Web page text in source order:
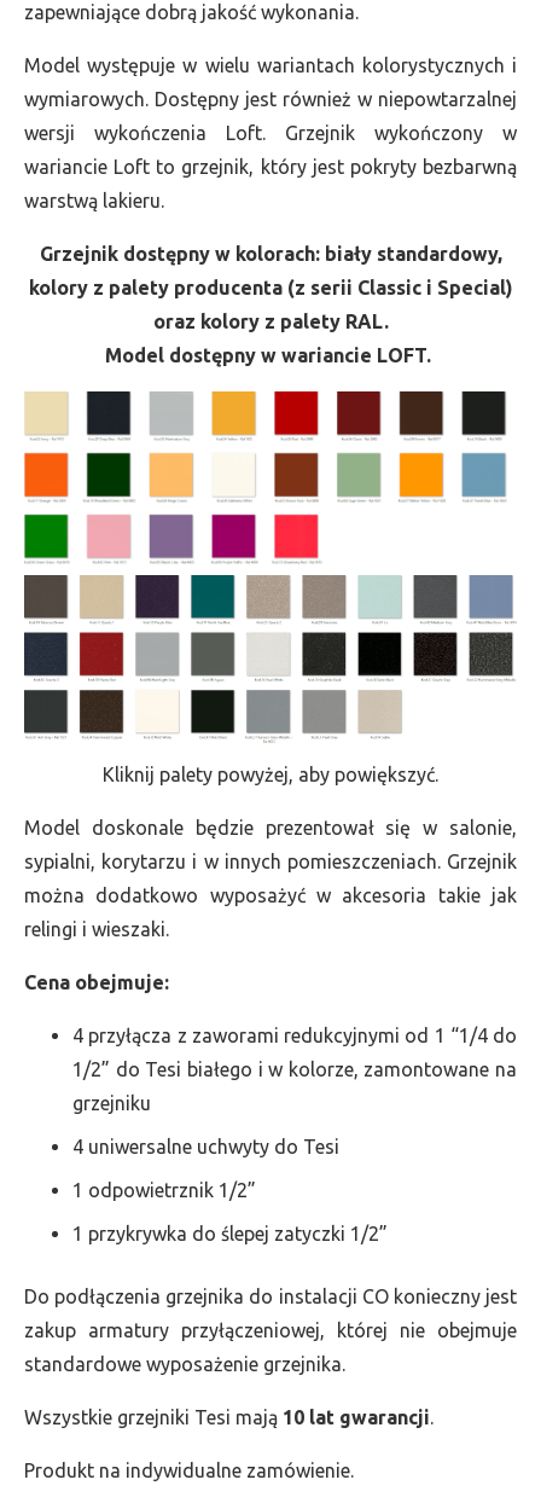
zapewniające dobrą jakość wykonania.
Model występuje w wielu wariantach kolorystycznych i
wymiarowych. Dostępny jest również w niepowtarzalnej
wersji wykończenia Loft. Grzejnik wykończony w
wariancie Loft to grzejnik, który jest pokryty bezbarwną
warstwą lakieru.
Grzejnik dostępny w kolorach: biały standardowy,
kolory z palety producenta (z serii Classic i Special)
oraz kolory z palety RAL.
Model dostępny w wariancie LOFT.
Kliknij palety powyżej, aby powiększyć.
Model doskonale będzie prezentował się w salonie,
sypialni, korytarzu i w innych pomieszczeniach. Grzejnik
można dodatkowo wyposażyć w akcesoria takie jak
relingi i wieszaki.
Cena obejmuje:
4 przyłącza z zaworami redukcyjnymi od 1 “1/4 do
1/2” do Tesi białego i w kolorze, zamontowane na
grzejniku
4 uniwersalne uchwyty do Tesi
1 odpowietrznik 1/2”
1 przykrywka do ślepej zatyczki 1/2”
Do podłączenia grzejnika do instalacji CO konieczny jest
zakup armatury przyłączeniowej, której nie obejmuje
standardowe wyposażenie grzejnika.
Wszystkie grzejniki Tesi mają 10 lat gwarancji.
Produkt na indywidualne zamówienie.